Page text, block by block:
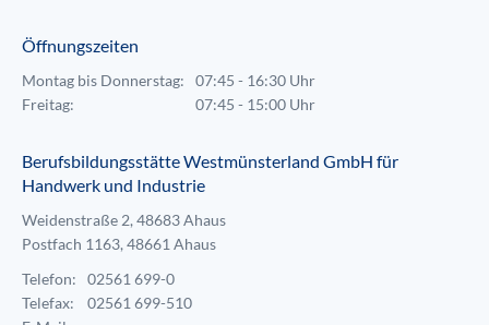
Öffnungszeiten
Montag bis Donnerstag:
07:45 - 16:30 Uhr
Freitag:
07:45 - 15:00 Uhr
Berufsbildungsstätte Westmünsterland GmbH für
Handwerk und Industrie
Weidenstraße 2, 48683 Ahaus
Postfach 1163, 48661 Ahaus
Telefon:
02561 699-0
Telefax:
02561 699-510